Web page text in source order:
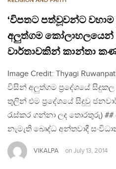
‘විපතට පත්වූවන්ට
අලුත්ගම කෝලාහලයෙන්
වාර්තාවකින් කාන්තා
Image Credit: Thyagi
විසින් අලුත්ගම ප‍්‍රදේශයේ
තුලින් එම ප‍්‍රදේශයේ සිදුවු
රැස්කර ගන්නා ලද තොරතුරු) ##
නැමැති බෙෘද්ධ අන්තවාදී
VIKALPA on July 13, 2014